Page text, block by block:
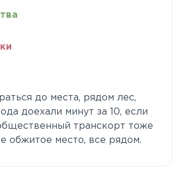
до места, рядом лес,
доехали минут за 10, если
транскорт тоже
обжитое место, все рядом.